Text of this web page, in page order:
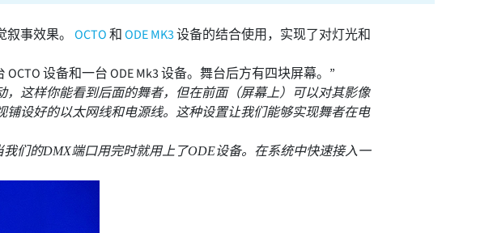
事效果。 OCTO和ODE MK3设备的结合使用，实现了对灯光和
设备和一台 ODE Mk3 设备。舞台后方有四块屏幕。”
这样你能看到后面的舞者，但在前面（屏幕上）可以对其影像
设好的以太网线和电源线。这种设置让我们能够实现舞者在电
们的DMX端口用完时就用上了ODE设备。在系统中快速接入一